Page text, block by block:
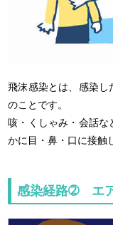
飛沫感染とは、感染し
のことです。
咳・くしゃみ・会話な
かに目・鼻・口に接触
感染経路➁ エ